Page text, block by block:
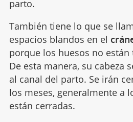
parto.
También tiene lo que se
espacios blandos en el
porque los huesos no
De esta manera, su cabeza
al canal del parto. Se irán
los meses, generalmente a
están cerradas.